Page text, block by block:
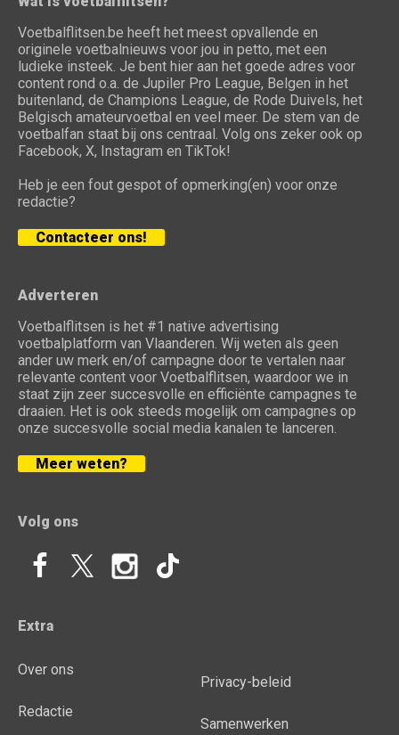
Voetbalflitsen.be heeft het meest opvallende en
originele voetbalnieuws voor jou in petto, met een
ludieke insteek. Je bent hier aan het goede adres voor
content rond o.a. de Jupiler Pro League, Belgen in het
buitenland, de Champions League, de Rode Duivels, het
Belgisch amateurvoetbal en veel meer. De stem van de
voetbalfan staat bij ons centraal. Volg ons zeker ook op
Facebook, X, Instagram en TikTok!
Heb je een fout gespot of opmerking(en) voor onze
redactie?
Contacteer ons!
Adverteren
Voetbalflitsen is het #1 native advertising
voetbalplatform van Vlaanderen. Wij weten als geen
ander uw merk en/of campagne door te vertalen naar
relevante content voor Voetbalflitsen, waardoor we in
staat zijn zeer succesvolle en efficiënte campagnes te
draaien. Het is ook steeds mogelijk om campagnes op
onze succesvolle social media kanalen te lanceren.
Meer weten?
Volg ons
Extra
Over ons
Redactie
Privacy-beleid
Samenwerken